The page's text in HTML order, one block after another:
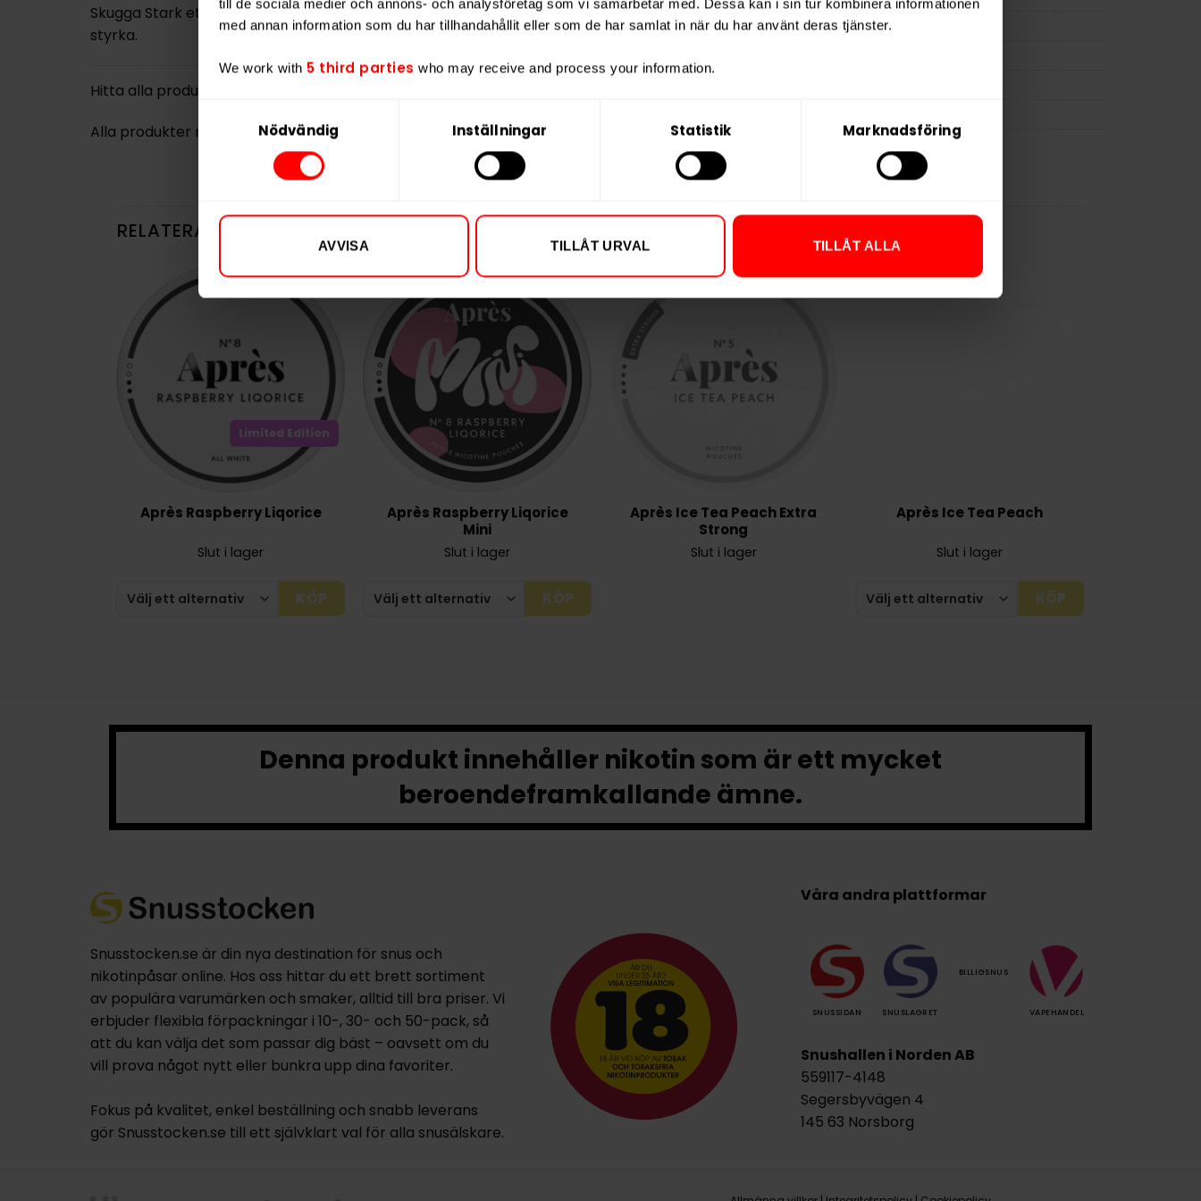
till de sociala medier och annons- och analysföretag som vi samarbetar med. Dessa kan i sin tur kombinera informationen
med annan information som du har tillhandahållit eller som de har samlat in när du har använt deras tjänster.
We work with 5 third parties who may receive and process your information.
Nödvändig Inställningar Statistik Marknadsföring
AVVISA TILLÅT URVAL TILLÅT ALLA
Skugga Stark ett alternativ för dig som vill kombinera klassiska smaker med högre
styrka.
Hitta alla produkter från
Alla produkter med smakenJordnära Traditionell
Portioner per dosa
21
RELATERADE PRODUKTER
Limited Edition
Après Raspberry Liqorice
Slut i lager
KÖP
Après Raspberry Liqorice
Mini
Slut i lager
KÖP
Après Ice Tea Peach Extra
Strong
Slut i lager
Après Ice Tea Peach
Slut i lager
KÖP
Denna produkt innehåller nikotin som är ett mycket
beroendeframkallande ämne.
Snusstocken.se är din nya destination för snus och
nikotinpåsar online. Hos oss hittar du ett brett sortiment
av populära varumärken och smaker, alltid till bra priser. Vi
erbjuder flexibla förpackningar i 10-, 30- och 50-pack, så
att du kan välja det som passar dig bäst – oavsett om du
vill prova något nytt eller bunkra upp dina favoriter.
Fokus på kvalitet, enkel beställning och snabb leverans
gör Snusstocken.se till ett självklart val för alla snusälskare.
Våra andra plattformar
SNUSSIDAN SNUSLAGRET
BILLIGSNUS
VAPEHANDEL
Snushallen i Norden AB
559117-4148
Segersbyvägen 4
145 63 Norsborg